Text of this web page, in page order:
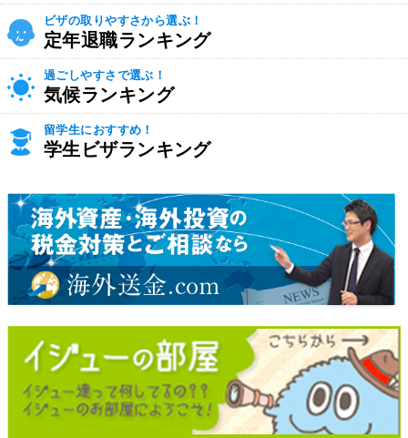
ビザの取りやすさから選ぶ！
定年退職ランキング
過ごしやすさで選ぶ！
気候ランキング
留学生におすすめ！
学生ビザランキング